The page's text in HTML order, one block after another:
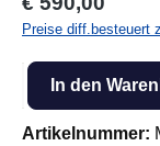
Preise diff.besteuert
Produkt Anzahl:
In den
Artikelnummer: